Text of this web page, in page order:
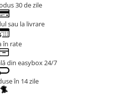
30 de zile
sau la livrare
în rate
din easybox 24/7
în 14 zile